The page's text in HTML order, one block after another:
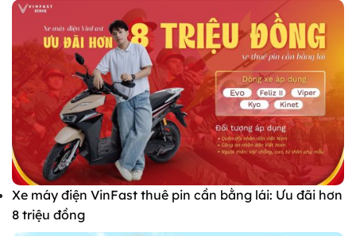
Xe máy điện VinFast thuê pin cần bằng lái: Ưu đãi hơn
8 triệu đồng